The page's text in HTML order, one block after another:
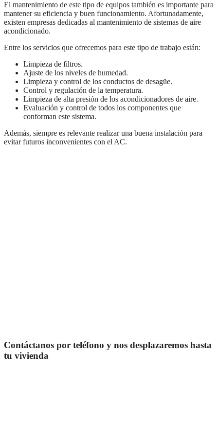
El mantenimiento de este tipo de equipos también es importante para
mantener su eficiencia y buen funcionamiento. Afortunadamente,
existen empresas dedicadas al mantenimiento de sistemas de aire
acondicionado.
Entre los servicios que ofrecemos para este tipo de trabajo están:
Limpieza de filtros.
Ajuste de los niveles de humedad.
Limpieza y control de los conductos de desagüe.
Control y regulación de la temperatura.
Limpieza de alta presión de los acondicionadores de aire.
Evaluación y control de todos los componentes que
conforman este sistema.
Además, siempre es relevante realizar una buena instalación para
evitar futuros inconvenientes con el AC.
Contáctanos por teléfono y nos desplazaremos hasta
tu vivienda